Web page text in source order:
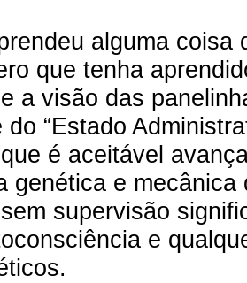
alguma coisa
que tenha
a visão das
do “Estado
é aceitável
genética e mecânica
supervisão
e